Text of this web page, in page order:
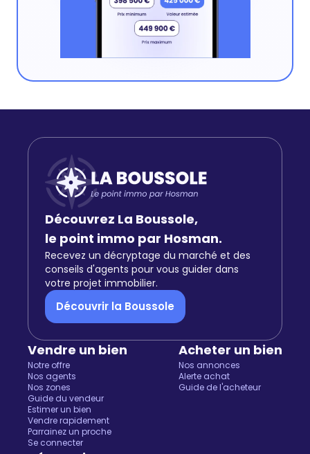
Découvrez La Boussole,
le point immo par Hosman.
Recevez un décryptage du marché et des
conseils d'agents pour vous guider dans
votre projet immobilier.
Découvrir la Boussole
Vendre un bien
Notre offre
Nos agents
Nos zones
Guide du vendeur
Estimer un bien
Vendre rapidement
Parrainez un proche
Se connecter
Acheter un bien
Nos annonces
Alerte achat
Guide de l'acheteur